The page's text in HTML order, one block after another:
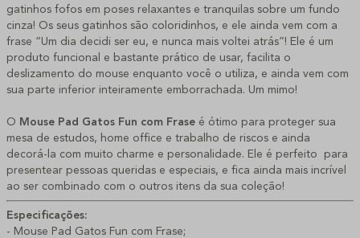
gatinhos fofos em poses relaxantes e tranquilas sobre um fundo
cinza! Os seus gatinhos são coloridinhos, e ele ainda vem com a
frase “Um dia decidi ser eu, e nunca mais voltei atrás”! Ele é um
produto funcional e bastante prático de usar, facilita o
deslizamento do mouse enquanto você o utiliza, e ainda vem com
sua parte inferior inteiramente emborrachada. Um mimo!
O Mouse Pad Gatos Fun com Frase é ótimo para proteger sua
mesa de estudos, home office e trabalho de riscos e ainda
decorá-la com muito charme e personalidade. Ele é perfeito para
presentear pessoas queridas e especiais, e fica ainda mais incrível
ao ser combinado com o outros itens da sua coleção!
Especificações:
- Mouse Pad Gatos Fun com Frase;